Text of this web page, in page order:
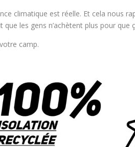
climatique est réelle. Et cela nous
que les gens n’achètent plus pour que
camp.